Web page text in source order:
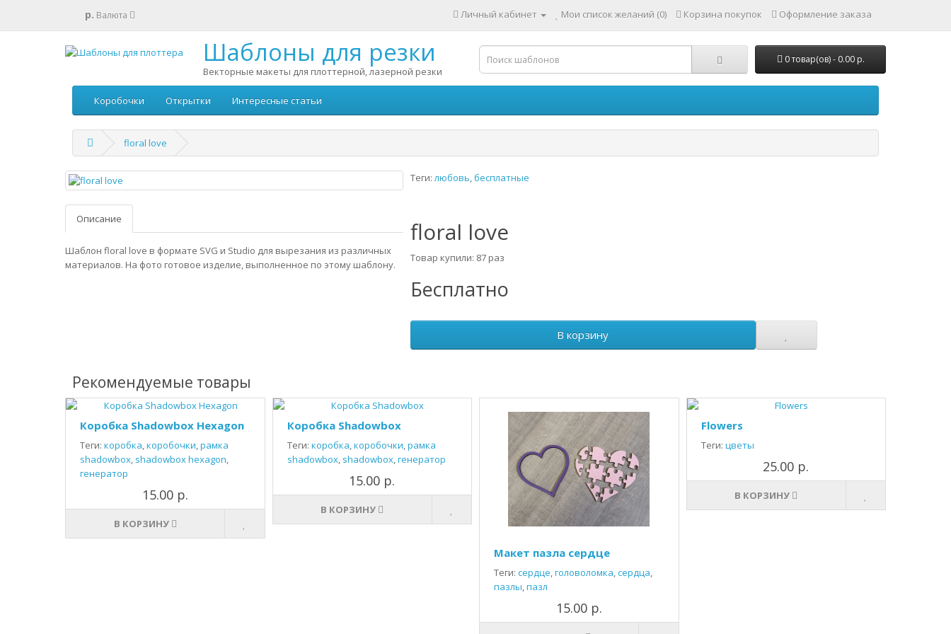
р. Валюта Личный кабинет Мои список желаний (0) Корзина покупок Оформление заказа
Шаблоны для резки
Векторные макеты для плоттерной, лазерной резки
0 товар(ов) - 0.00 р.
Коробочки Открытки Интересные статьи
floral love
Описание
Шаблон floral love в формате SVG и Studio для вырезания из различных
материалов. На фото готовое изделие, выполненное по этому шаблону.
Теги:любовь,бесплатные
floral love
Товар купили: 87 раз
Бесплатно
В корзину
Рекомендуемые товары
Коробка Shadowbox Hexagon
Теги: коробка,коробочки,рамка
shadowbox, shadowbox hexagon,
генератор
15.00 р.
В КОРЗИНУ
Коробка Shadowbox
Теги: коробка,коробочки,рамка
shadowbox, shadowbox,генератор
15.00 р.
В КОРЗИНУ
Макет пазла сердце
Теги: сердце,головоломка,сердца,
пазлы,пазл
15.00 р.
Flowers
Теги: цветы
25.00 р.
В КОРЗИНУ